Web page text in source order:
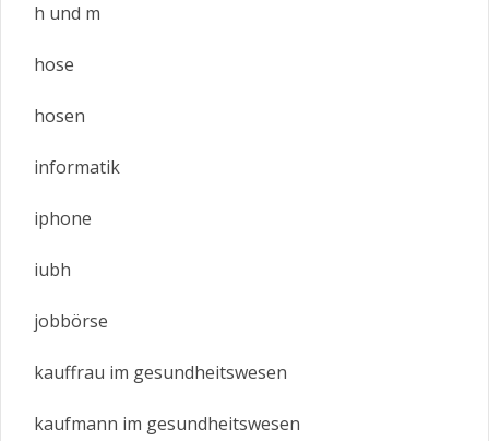
h und m
hose
hosen
informatik
iphone
iubh
jobbörse
kauffrau im gesundheitswesen
kaufmann im gesundheitswesen